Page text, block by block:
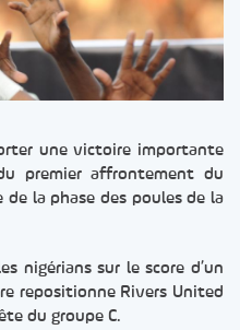
une victoire importante
premier affrontement du
de la phase des poules de la
nigérians sur le score d’un
repositionne Rivers United
du groupe C.